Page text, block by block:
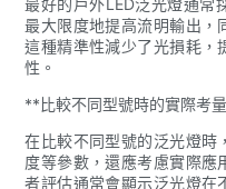
最大限度地提高流明輸出，
這種精準性減少了光損耗，
性。
**比較不同型號時的實際考
在比較不同型號的泛光燈時
度等參數，還應考慮實際應
者評估通常會顯示泛光燈在